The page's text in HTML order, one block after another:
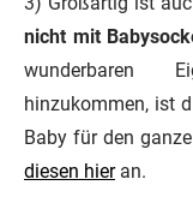
nicht mit
wunderbaren
hinzukommen, ist
Baby für den
diesen hieran.